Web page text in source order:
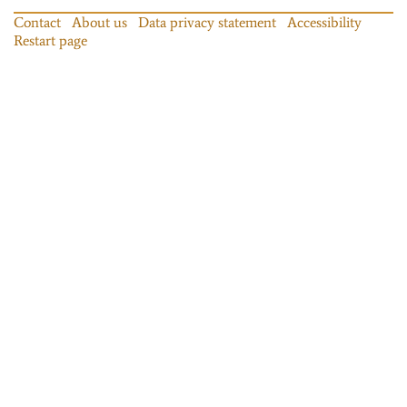
Contact About us Data privacy statement
Accessibility
Restart page